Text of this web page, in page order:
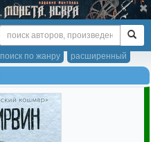
расширенный
поиск по жанру